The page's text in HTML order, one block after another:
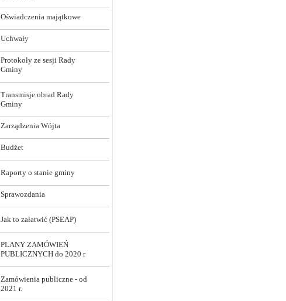
Oświadczenia majątkowe
Uchwały
Protokoły ze sesji Rady
Gminy
Transmisje obrad Rady
Gminy
Zarządzenia Wójta
Budżet
Raporty o stanie gminy
Sprawozdania
Jak to załatwić (PSEAP)
PLANY ZAMÓWIEŃ
PUBLICZNYCH do 2020 r
Zamówienia publiczne - od
2021 r.